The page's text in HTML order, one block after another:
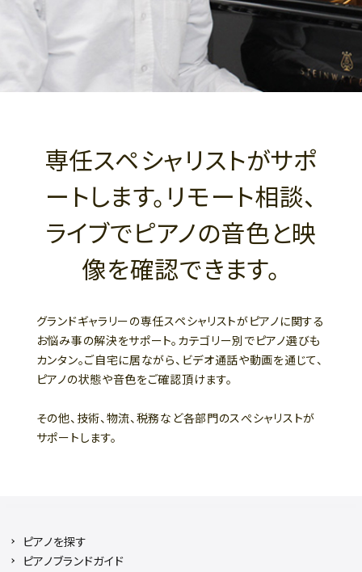
専任スペシャリストがサポ
ートします。リモート相談、
ライブでピアノの音色と映
像を確認できます。
グランドギャラリーの専任スペシャリストがピアノに関する
お悩み事の解決をサポート。カテゴリー別でピアノ選びも
カンタン。ご自宅に居ながら、ビデオ通話や動画を通じて、
ピアノの状態や音色をご確認頂けます。
その他、技術、物流、税務など各部門のスぺシャリストが
サポートします。
ピアノを探す
ピアノブランドガイド